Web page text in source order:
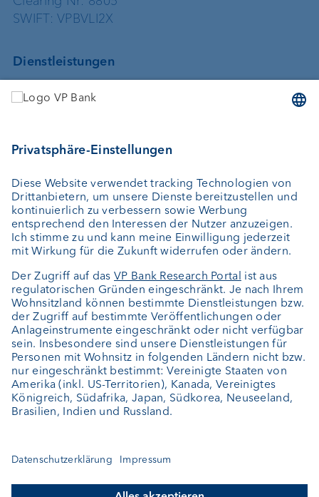
SWIFT: VPBVLI2X
Dienstleistungen
Vermögensverwaltung
Depotbank
Externer Vermögensverwalter
Private Label Fonds
Investment Consulting
Über uns
Jobs
News
Downloads
Kundenfeedback
Kontakt
Newsletter
Geschäftsbericht
Cookie-Einstellungen